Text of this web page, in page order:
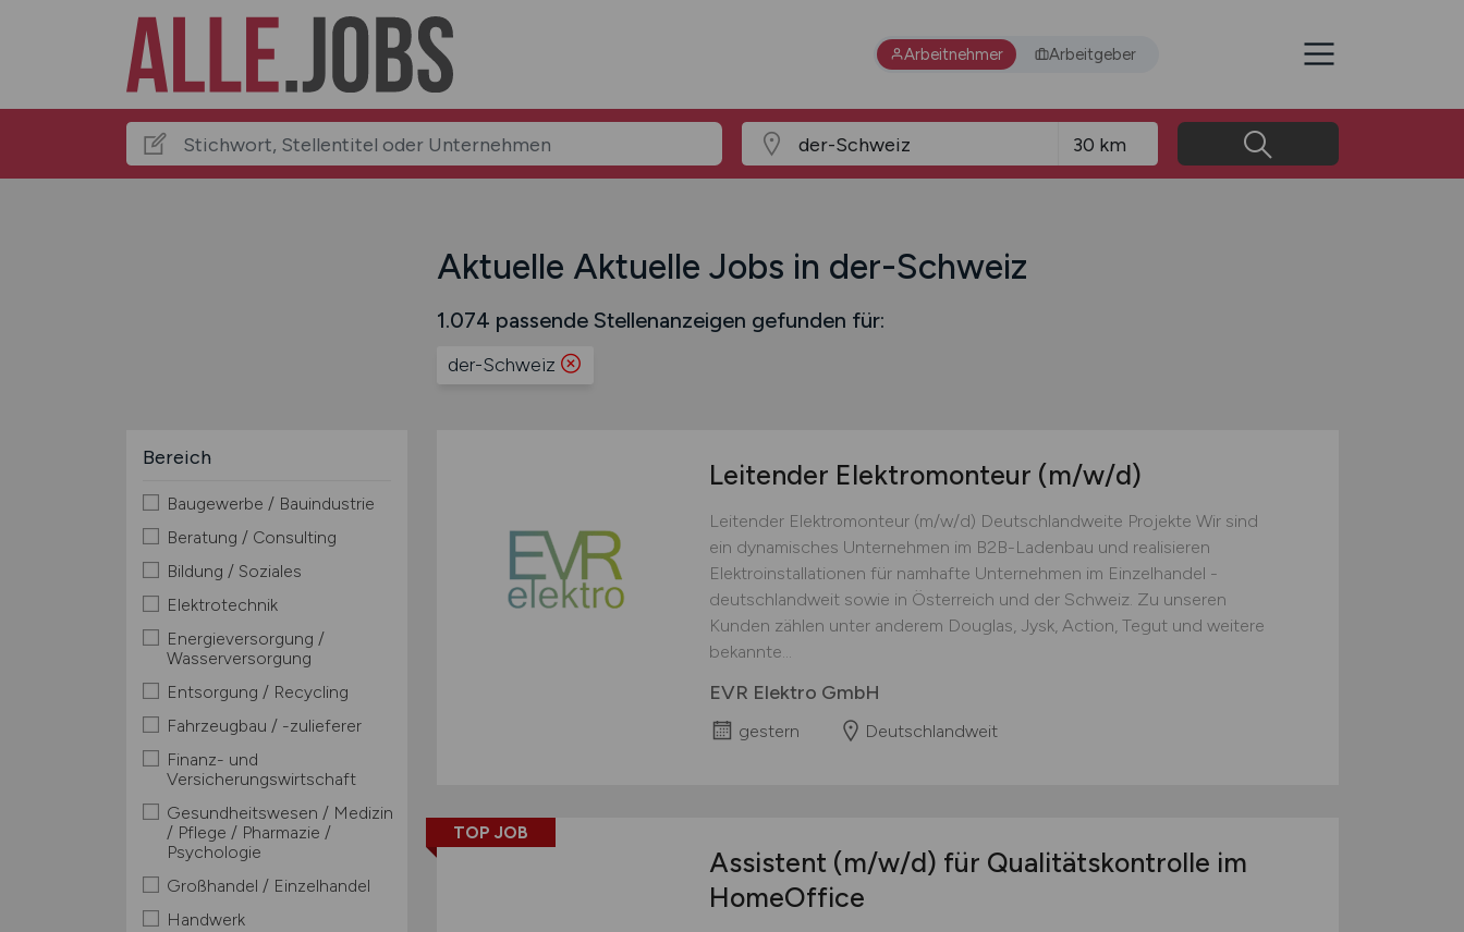
Arbeitnehmer Arbeitgeber
Aktuelle Aktuelle Jobs in der-Schweiz
1.074 passende Stellenanzeigen gefunden für:
der-Schweiz
Bereich
Baugewerbe / Bauindustrie
Beratung / Consulting
Bildung / Soziales
Elektrotechnik
Energieversorgung /
Wasserversorgung
Entsorgung / Recycling
Fahrzeugbau / -zulieferer
Finanz- und
Versicherungswirtschaft
Gesundheitswesen / Medizin
/ Pflege / Pharmazie /
Psychologie
Großhandel / Einzelhandel
Handwerk
Leitender Elektromonteur (m/w/d)
Leitender Elektromonteur (m/w/d) Deutschlandweite Projekte Wir sind
ein dynamisches Unternehmen im B2B-Ladenbau und realisieren
Elektroinstallationen für namhafte Unternehmen im Einzelhandel -
deutschlandweit sowie in Österreich und der Schweiz. Zu unseren
Kunden zählen unter anderem Douglas, Jysk, Action, Tegut und weitere
bekannte...
EVR Elektro GmbH
gestern Deutschlandweit
TOP JOB
Assistent (m/w/d) für Qualitätskontrolle im
HomeOffice